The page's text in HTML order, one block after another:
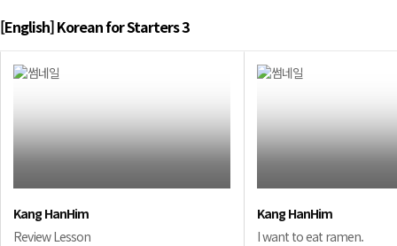
[English] Korean for Starters 3
Kang HanHim
Review Lesson
Kang HanHim
I want to eat ramen.